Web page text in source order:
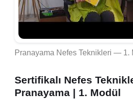
Pranayama Nefes Teknikleri — 1.
Sertifikalı Nefes
Pranayama | 1. Modül